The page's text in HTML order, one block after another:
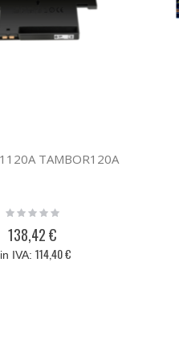
TAMBOR120A
Rating:
138,42 €
114,40 €